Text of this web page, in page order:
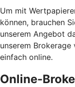
Um mit
können, brauchen
unserem Angebot
unserem Brokerage
einfach online.
Online-